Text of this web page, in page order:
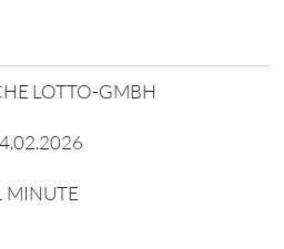
LOTTO-GMBH
MINUTE